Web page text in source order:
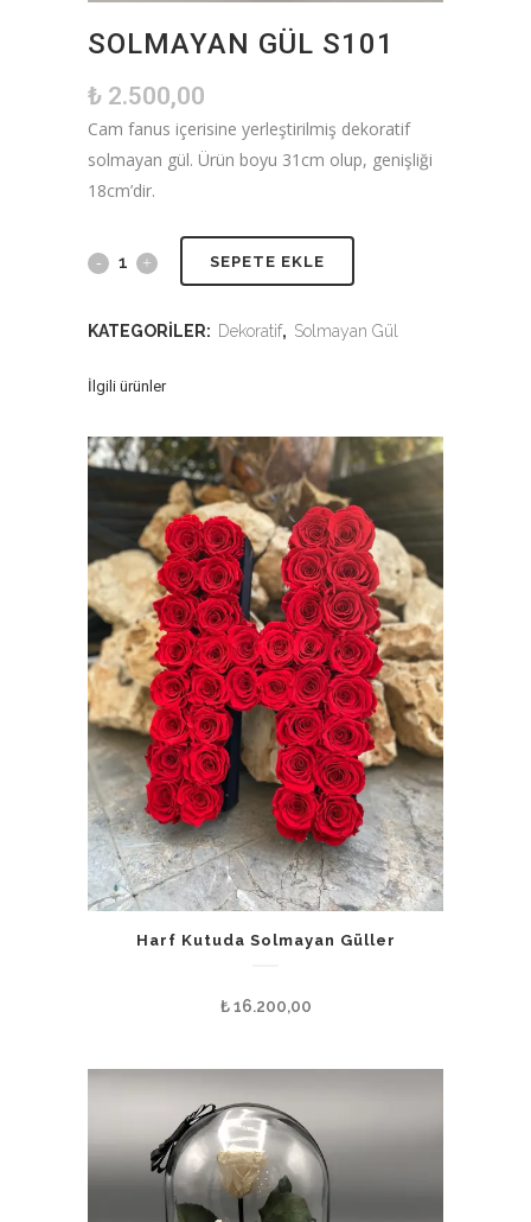
SOLMAYAN GÜL S101
₺ 2.500,00
Cam fanus içerisine yerleştirilmiş dekoratif
solmayan gül. Ürün boyu 31cm olup, genişliği
18cm’dir.
SEPETE EKLE
KATEGORILER: Dekoratif, Solmayan Gül
İlgili ürünler
Harf Kutuda Solmayan Güller
₺16.200,00